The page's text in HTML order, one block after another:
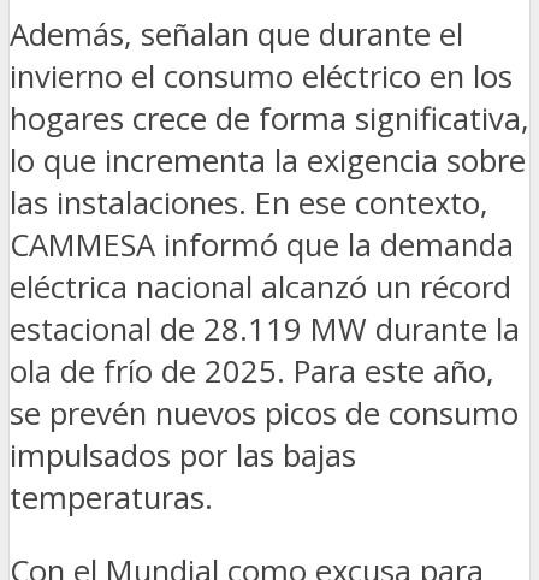
Además, señalan que durante el
invierno el consumo eléctrico en los
hogares crece de forma significativa,
lo que incrementa la exigencia sobre
las instalaciones. En ese contexto,
CAMMESA informó que la demanda
eléctrica nacional alcanzó un récord
estacional de 28.119 MW durante la
ola de frío de 2025. Para este año,
se prevén nuevos picos de consumo
impulsados por las bajas
temperaturas.
Con el Mundial como excusa para